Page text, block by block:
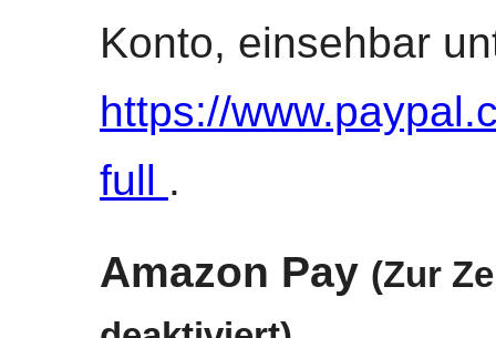
Konto, einsehbar
https://
full .
Amazon Pay (Zur